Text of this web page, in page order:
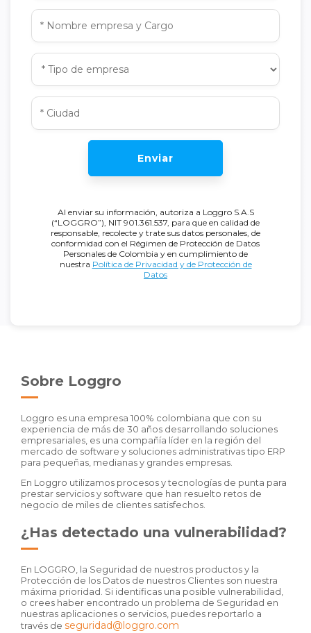
Enviar
Al enviar su información, autoriza a Loggro S.A.S
(“LOGGRO”), NIT 901.361.537, para que en calidad de
responsable, recolecte y trate sus datos personales, de
conformidad con el Régimen de Protección de Datos
Personales de Colombia y en cumplimiento de
nuestra Política de Privacidad y de Protección de
Datos
Sobre Loggro
Loggro es una empresa 100% colombiana que con su
experiencia de más de 30 años desarrollando soluciones
empresariales, es una compañía líder en la región del
mercado de software y soluciones administrativas tipo ERP
para pequeñas, medianas y grandes empresas.
En Loggro utilizamos procesos y tecnologías de punta para
prestar servicios y software que han resuelto retos de
negocio de miles de clientes satisfechos.
¿Has detectado una vulnerabilidad?
En LOGGRO, la Seguridad de nuestros productos y la
Protección de los Datos de nuestros Clientes son nuestra
máxima prioridad. Si identificas una posible vulnerabilidad,
o crees haber encontrado un problema de Seguridad en
nuestras aplicaciones o servicios, puedes reportarlo a
través de seguridad@loggro.com